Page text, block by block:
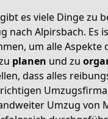
es viele Dinge zu
nach Alpirsbach. Es
um alle Aspekte
planen und zu
dass alles
Umzug von